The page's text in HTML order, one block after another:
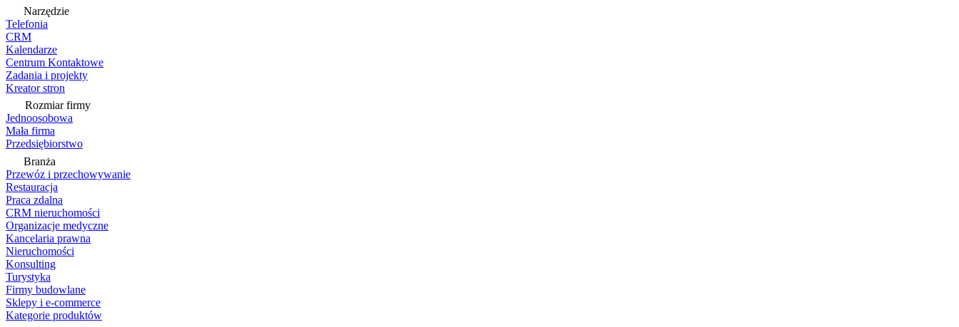
Narzędzie
Telefonia
CRM
Kalendarze
Centrum Kontaktowe
Zadania i projekty
Kreator stron
Rozmiar firmy
Jednoosobowa
Mała firma
Przedsiębiorstwo
Branża
Przewóz i przechowywanie
Restauracja
Praca zdalna
CRM nieruchomości
Organizacje medyczne
Kancelaria prawna
Nieruchomości
Konsulting
Turystyka
Firmy budowlane
Sklepy i e-commerce
Kategorie produktów